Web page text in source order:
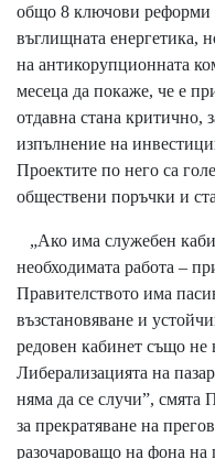
общо 8 ключови реформи
въглищната енергетика,
на антикорупционната
месеца да покаже, че е
отдавна стана критично,
изпълнение на
Проектите по него са
обществени поръчки и
„Ако има служебен
необходимата работа –
Правителството има
възстановяване и
редовен кабинет също не
Либерализацията на
няма да се случи”, смята
за прекратяване на
разочароващо на фона на